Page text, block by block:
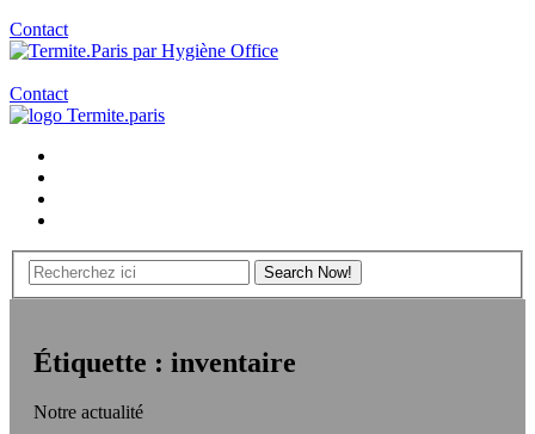
Contact
Contact
Étiquette : inventaire
Notre actualité